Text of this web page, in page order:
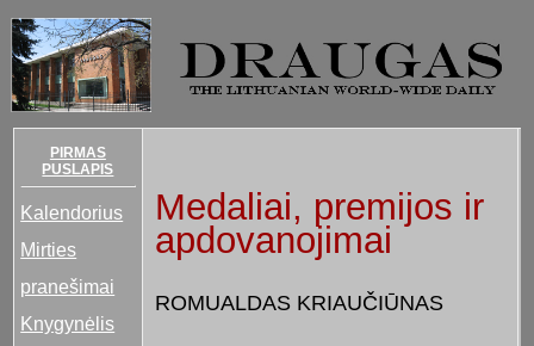
PIRMAS
PUSLAPIS
Kalendorius
Mirties
pranešimai
Knygynėlis
Medaliai, premijos ir
apdovanojimai
ROMUALDAS KRIAUČIŪNAS